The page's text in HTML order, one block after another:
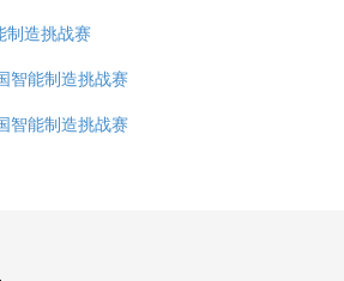
制造挑战赛
智能制造挑战赛
智能制造挑战赛